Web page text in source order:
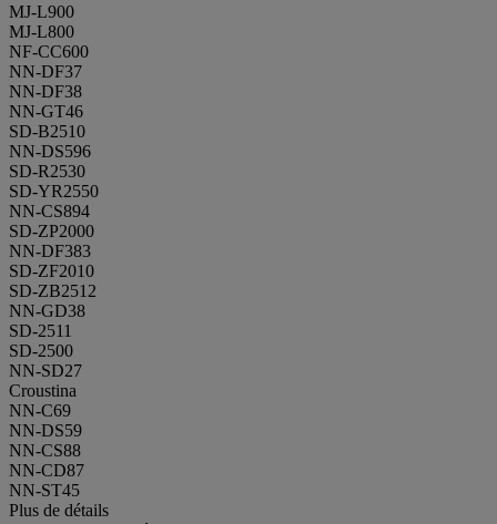
MJ-L900
MJ-L800
NF-CC600
NN-DF37
NN-DF38
NN-GT46
SD-B2510
NN-DS596
SD-R2530
SD-YR2550
NN-CS894
SD-ZP2000
NN-DF383
SD-ZF2010
SD-ZB2512
NN-GD38
SD-2511
SD-2500
NN-SD27
Croustina
NN-C69
NN-DS59
NN-CS88
NN-CD87
NN-ST45
Plus de détails